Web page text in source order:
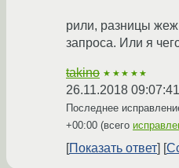
рили, разницы жеж
запроса. Или я
takino ★★★★★
26.11.2018
Последнее
+00:00 (всего
Показать ответ